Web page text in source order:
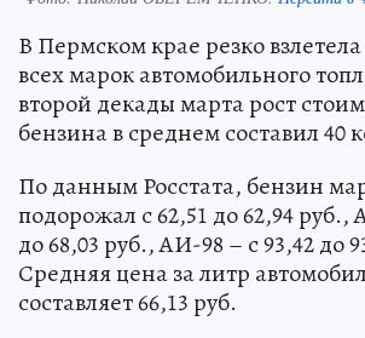
В Пермском крае резко
всех марок автомобильного
второй декады марта рост
бензина в среднем составил 40
По данным Росстата, бензин
подорожал с 62,51 до 62,94 руб.,
до 68,03 руб., АИ-98 – с 93,42 до
Средняя цена за литр
составляет 66,13 руб.